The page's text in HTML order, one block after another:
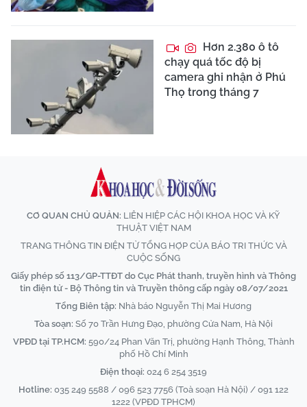
Hơn 2.380 ô tô
chạy quá tốc độ bị
camera ghi nhận ở Phú
Thọ trong tháng 7
CƠ QUAN CHỦ QUẢN: LIÊN HIỆP CÁC HỘI KHOA HỌC VÀ KỸ
THUẬT VIỆT NAM
TRANG THÔNG TIN ĐIỆN TỬ TỔNG HỢP CỦA BÁO TRI THỨC VÀ
CUỘC SỐNG
Giấy phép số 113/GP-TTĐT do Cục Phát thanh, truyền hình và Thông
tin điện tử - Bộ Thông tin và Truyền thông cấp ngày 08/07/2021
Tổng Biên tập: Nhà báo Nguyễn Thị Mai Hương
Tòa soạn: Số 70 Trần Hưng Đạo, phường Cửa Nam, Hà Nội
VPĐD tại TP.HCM: 590/24 Phan Văn Trị, phường Hạnh Thông, Thành
phố Hồ Chí Minh
Điện thoại: 024 6 254 3519
Hotline: 035 249 5588 / 096 523 7756 (Toà soạn Hà Nội) / 091 122
1222 (VPĐD TPHCM)